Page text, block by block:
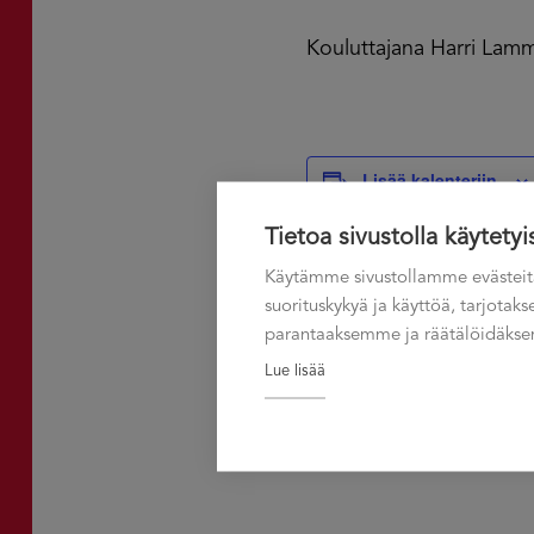
Kouluttajana Harri
Lisää kalenteriin
Tietoa sivustolla
Käytämme sivustollamme
suorituskykyä ja käyttöä,
parantaaksemme ja
Lue lisää